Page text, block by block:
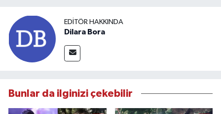
EDITÖR HAKKINDA
Dilara Bora
Bunlar da ilginizi çekebilir